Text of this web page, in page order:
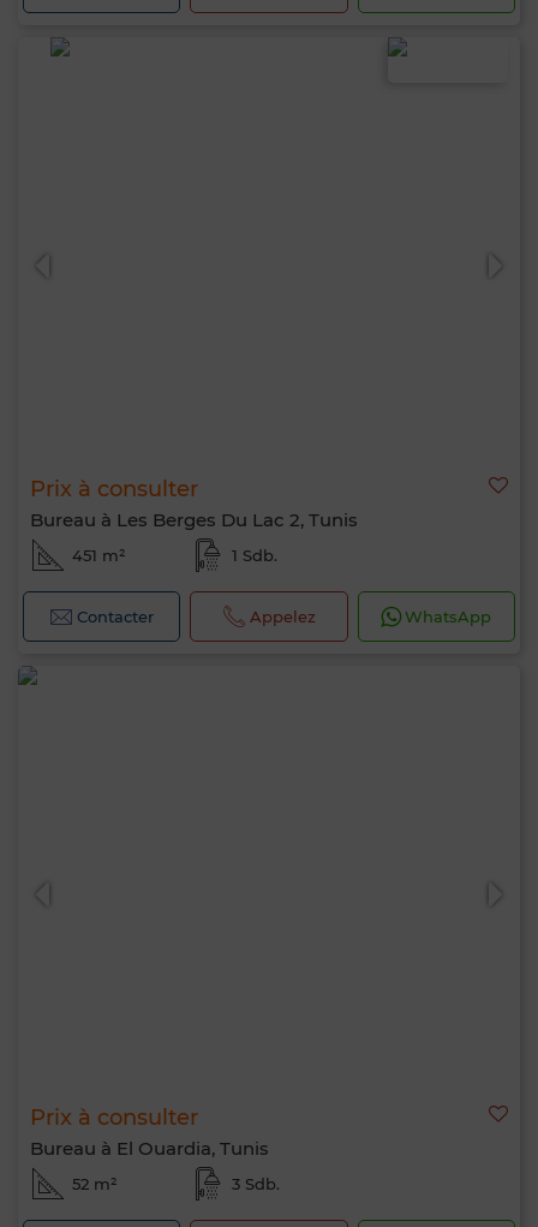
Prix à consulter
Bureau à Les Berges Du Lac 2, Tunis
451 m² 1 Sdb.
Contacter Appelez WhatsApp
Prix à consulter
Bureau à El Ouardia, Tunis
52 m² 3 Sdb.